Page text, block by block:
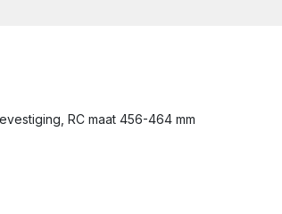
RC maat 456-464 mm